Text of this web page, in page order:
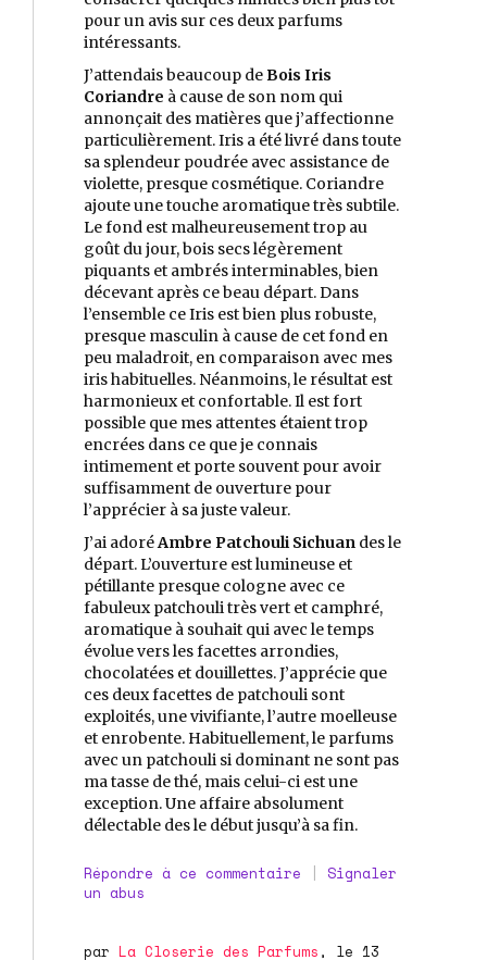
pour un avis sur ces deux parfums
intéressants.
J’attendais beaucoup de Bois Iris
Coriandre à cause de son nom qui
annonçait des matières que j’affectionne
particulièrement. Iris a été livré dans toute
sa splendeur poudrée avec assistance de
violette, presque cosmétique. Coriandre
ajoute une touche aromatique très subtile.
Le fond est malheureusement trop au
goût du jour, bois secs légèrement
piquants et ambrés interminables, bien
décevant après ce beau départ. Dans
l’ensemble ce Iris est bien plus robuste,
presque masculin à cause de cet fond en
peu maladroit, en comparaison avec mes
iris habituelles. Néanmoins, le résultat est
harmonieux et confortable. Il est fort
possible que mes attentes étaient trop
encrées dans ce que je connais
intimement et porte souvent pour avoir
suffisamment de ouverture pour
l’apprécier à sa juste valeur.
J’ai adoréAmbre Patchouli Sichuan des le
départ. L’ouverture est lumineuse et
pétillante presque cologne avec ce
fabuleux patchouli très vert et camphré,
aromatique à souhait qui avec le temps
évolue vers les facettes arrondies,
chocolatées et douillettes. J’apprécie que
ces deux facettes de patchouli sont
exploités, une vivifiante, l’autre moelleuse
et enrobente. Habituellement, le parfums
avec un patchouli si dominant ne sont pas
ma tasse de thé, mais celui-ci est une
exception. Une affaire absolument
délectable des le début jusqu’à sa fin.
Répondre à ce commentaire | Signaler
un abus
par La Closerie des Parfums , le 13